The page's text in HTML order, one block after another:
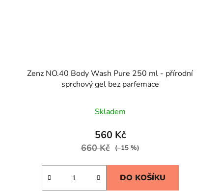
Zenz NO.40 Body Wash Pure 250 ml - přírodní
sprchový gel bez parfemace
Skladem
560 Kč
660 Kč (–15 %)
DO KOŠÍKU